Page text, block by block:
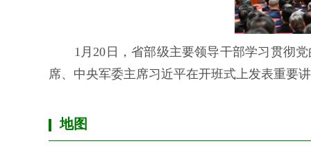
1月20日，省部级主要领导干部学习贯彻党
席、中央军委主席习近平在开班式上发表重要
地图